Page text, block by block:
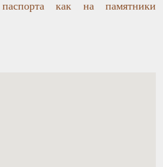
как на памятники